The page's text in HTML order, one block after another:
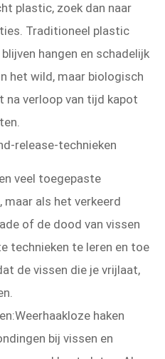
plastic, zoek dan naar
Traditioneel plastic
hangen en schadelijk
het wild, maar biologisch
na verloop van tijd kapot
release-technieken
veel toegepaste
als het verkeerd
of de dood van vissen
technieken te leren en toe
de vissen die je vrijlaat,
haken
bij vissen en